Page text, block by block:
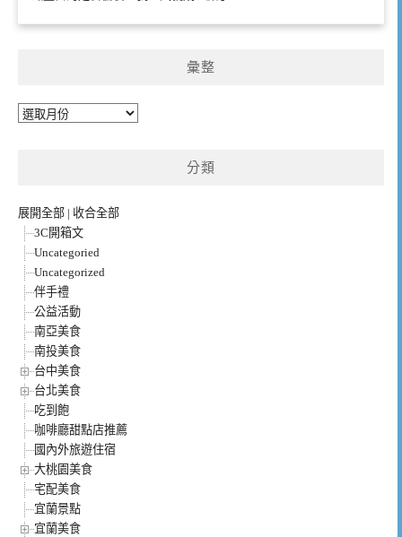
彙整
彙
分類
展開全部 | 收合全部
3C開箱文
Uncategoried
Uncategorized
伴手禮
公益活動
南亞美食
南投美食
台中美食
台北美食
吃到飽
咖啡廳甜點店推薦
國內外旅遊住宿
大桃園美食
宅配美食
宜蘭景點
宜蘭美食